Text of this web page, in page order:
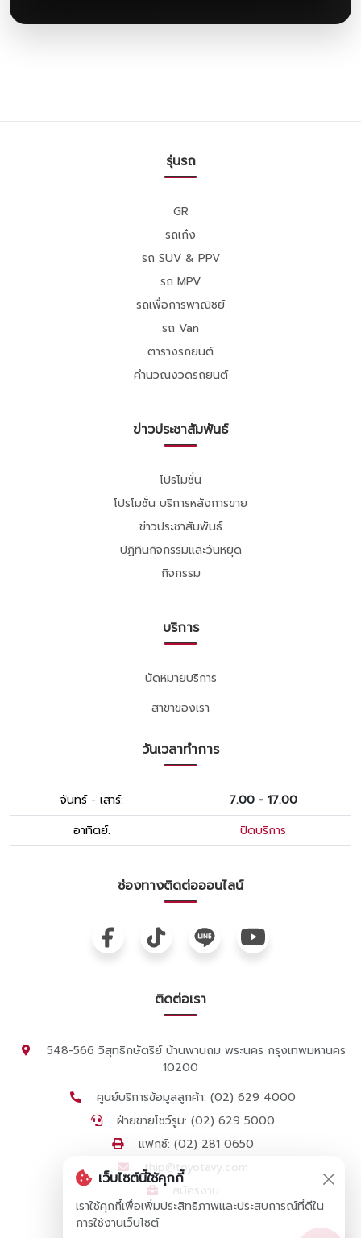
เว็บไซต์นี้ใช้คุกกี้
เราใช้คุกกี้เพื่อเพิ่มประสิทธิภาพและประสบการณ์ที่ดีใน
การใช้งานเว็บไซต์
รุ่นรถ
GR
รถเก๋ง
รถ SUV & PPV
รถ MPV
รถเพื่อการพาณิชย์
รถ Van
ตารางรถยนต์
คำนวณงวดรถยนต์
ข่าวประชาสัมพันธ์
โปรโมชั่น
โปรโมชั่น บริการหลังการขาย
ข่าวประชาสัมพันธ์
ปฏิทินกิจกรรมและวันหยุด
กิจกรรม
บริการ
นัดหมายบริการ
สาขาของเรา
วันเวลาทำการ
จันทร์ - เสาร์:
7.00 - 17.00
อาทิตย์:
ปิดบริการ
ช่องทางติดต่อออนไลน์
ติดต่อเรา
548-566 วิสุทธิกษัตริย์ บ้านพานถม พระนคร กรุงเทพมหานคร
10200
ศูนย์บริการข้อมูลลูกค้า: (02) 629 4000
ฝ่ายขายโชว์รูม: (02) 629 5000
แฟกซ์: (02) 281 0650
thip@toyotavy.com
สมัครงาน